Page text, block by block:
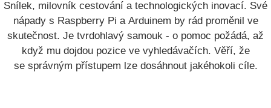
Snílek, milovník cestování a technologických inovací. Své
nápady s Raspberry Pi a Arduinem by rád proměnil ve
skutečnost. Je tvrdohlavý samouk - o pomoc požádá, až
když mu dojdou pozice ve vyhledávačích. Věří, že
se správným přístupem lze dosáhnout jakéhokoli cíle.